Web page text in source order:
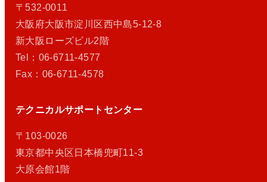
〒532-0011
大阪府大阪市淀川区西中島5-12-8
新大阪ローズビル2階
Tel：06-6711-4577
Fax：06-6711-4578
テクニカルサポートセンター
〒103-0026
東京都中央区日本橋兜町11-3
大原会館1階